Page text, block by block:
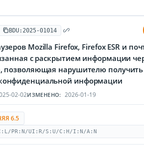
BDU:2025-01014
Mozilla Firefox, Firefox ESR и
с раскрытием информации
позволяющая нарушителю получить
информации
02-02ИЗМЕНЕНО: 2026-01-19
6.5
PR:N/UI:R/S:U/C:H/I:N/A:N